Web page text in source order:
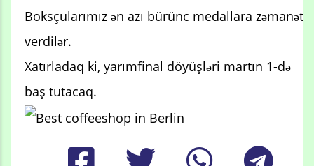
Boksçularımız ən azı bürünc medallara zəmanət
verdilər.
Xatırladaq ki, yarımfinal döyüşləri martın 1-də
baş tutacaq.